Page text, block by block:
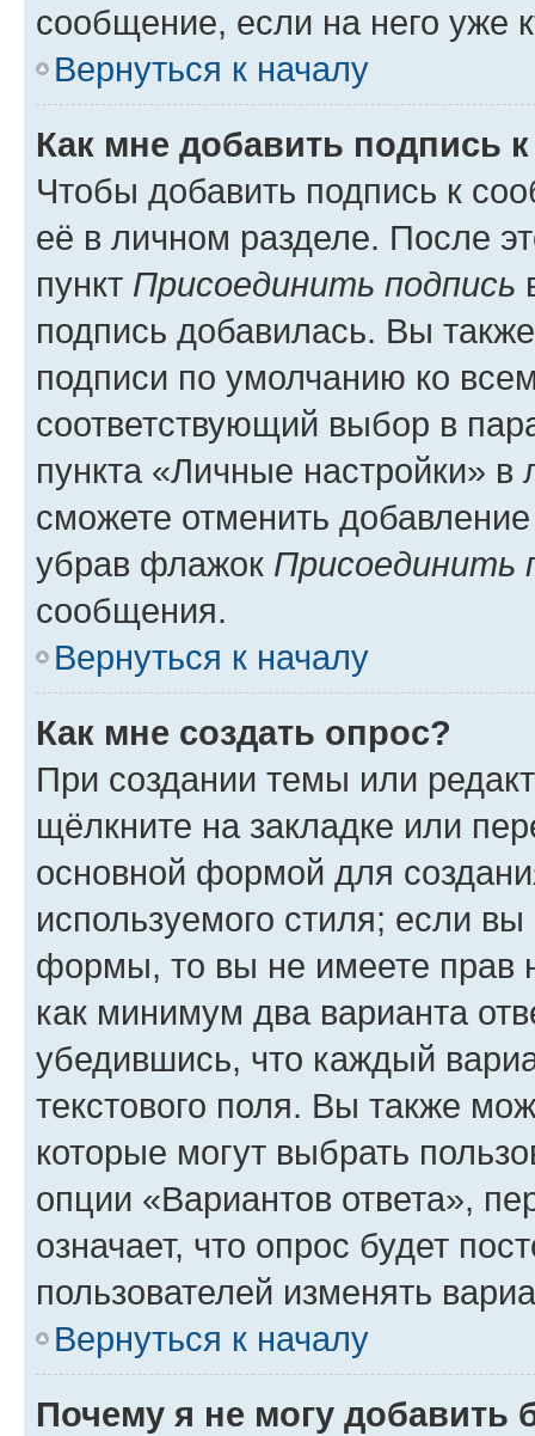
сообщение, если на него уже
Вернуться к началу
Как мне добавить подпись
Чтобы добавить подпись к
её в личном разделе. После
пункт Присоединить подпись
подпись добавилась. Вы
подписи по умолчанию ко
соответствующий выбор в
пункта «Личные настройки»
сможете отменить
убрав флажок Присоединить
сообщения.
Вернуться к началу
Как мне создать опрос?
При создании темы или
щёлкните на закладке или
основной формой для
используемого стиля; если
формы, то вы не имеете прав
как минимум два варианта
убедившись, что каждый
текстового поля. Вы также
которые могут выбрать
опции «Вариантов ответа»,
означает, что опрос будет
пользователей изменять
Вернуться к началу
Почему я не могу добавить